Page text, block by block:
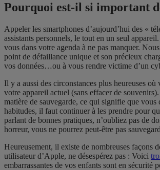
Pourquoi est-il si important
Appeler les smartphones d’aujourd’hui des «
assistants personnels, le tout en un seul
vous dans votre agenda à ne pas manquer.
point de défaillance unique et son précieux
vos données…ou à vous rendre victime d’un
Il y a aussi des circonstances plus heureuses
votre appareil actuel (sans effacer de
matière de sauvegarde, ce qui signifie que vous
habitudes, il faut continuer à les prendre pour
parlant de bonnes pratiques, n’oubliez pas de
horreur, vous ne pourrez peut-être pas
Heureusement, il existe de nombreuses façons
utilisateur d’Apple, ne désespérez pas : Voici
embarrassantes de vos enfants sont en